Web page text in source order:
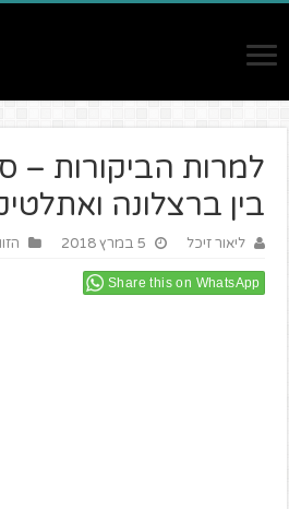
למרות הביקורות –
בין ברצלונה
ליאור זיכל 5 במרץ 2018
Share this on WhatsApp